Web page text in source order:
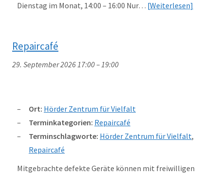
Dienstag im Monat, 14:00 – 16:00 Nur… Weiterlesen
Repaircafé
29. September 2026 17:00–19:00
Ort: Hörder Zentrum für Vielfalt
Terminkategorien: Repaircafé
Terminschlagworte: Hörder Zentrum für Vielfalt,
Repaircafé
Mitgebrachte defekte Geräte können mit freiwilligen